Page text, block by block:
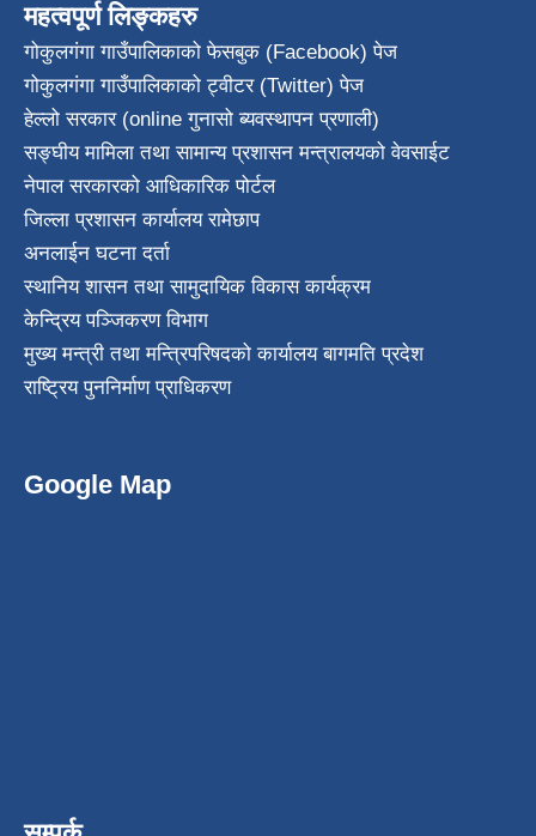
महत्वपूर्ण लिङ्कहरु
गोकुलगंगा गाउँपालिकाको फेसबुक (Facebook) पेज
गोकुलगंगा गाउँपालिकाको ट्वीटर (Twitter) पेज
हेल्लो सरकार (online गुनासो ब्यवस्थापन प्रणाली)
सङ्घीय मामिला तथा सामान्य प्रशासन मन्त्रालयको वेवसाईट
नेपाल सरकारको आधिकारिक पोर्टल
जिल्ला प्रशासन कार्यालय रामेछाप
अनलाईन घटना दर्ता
स्थानिय शासन तथा सामुदायिक विकास कार्यक्रम
केन्द्रिय पञ्जिकरण विभाग
मुख्य मन्त्री तथा मन्त्रिपरिषदको कार्यालय बागमति प्रदेश
राष्ट्रिय पुननिर्माण प्राधिकरण
Google Map